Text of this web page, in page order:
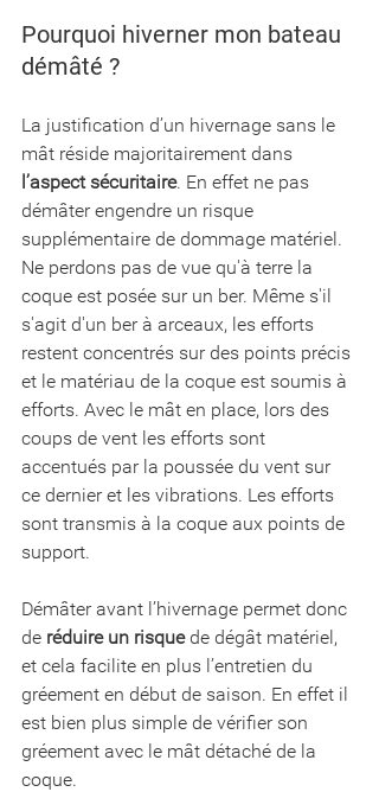
Pourquoi hiverner mon bateau
démâté ?
La justification d’un hivernage sans le
mât réside majoritairement dans
l’aspect sécuritaire. En effet ne pas
démâter engendre un risque
supplémentaire de dommage matériel.
Ne perdons pas de vue qu'à terre la
coque est posée sur un ber. Même s'il
s'agit d'un ber à arceaux, les efforts
restent concentrés sur des points précis
et le matériau de la coque est soumis à
efforts. Avec le mât en place, lors des
coups de vent les efforts sont
accentués par la poussée du vent sur
ce dernier et les vibrations. Les efforts
sont transmis à la coque aux points de
support.
Démâter avant l’hivernage permet donc
de réduire un risque de dégât matériel,
et cela facilite en plus l’entretien du
gréement en début de saison. En effet il
est bien plus simple de vérifier son
gréement avec le mât détaché de la
coque.